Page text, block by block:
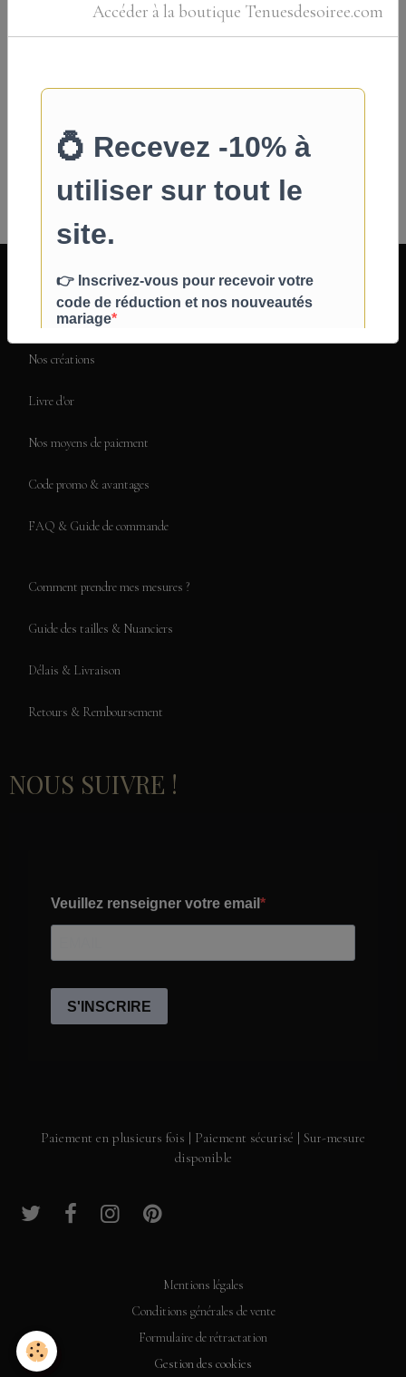
INFOS PRATIQUES
Qui sommes-nous ?
Nos créations
Livre d'or
Nos moyens de paiement
Code promo & avantages
FAQ & Guide de commande
Comment prendre mes mesures ?
Guide des tailles & Nuanciers
Délais & Livraison
Retours & Remboursement
NOUS SUIVRE !
Paiement en plusieurs fois | Paiement sécurisé | Sur-mesure
disponible
Mentions légales
Conditions générales de vente
Formulaire de rétractation
Gestion des cookies
Accéder à la boutique Tenuesdesoiree.com